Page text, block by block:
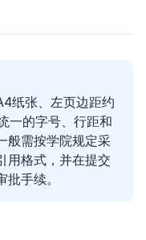
纸张、左页边距约
一的字号、行距和
般需按学院规定采
用格式，并在提交
手续。